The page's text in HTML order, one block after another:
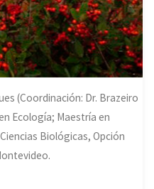
(Coordinación: Dr. Brazeiro
Ecología; Maestría en
Biológicas, Opción